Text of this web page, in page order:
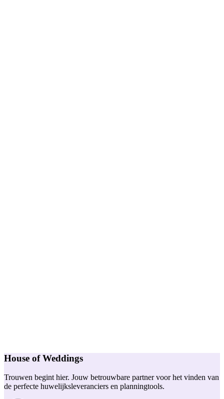
House of Weddings
Trouwen begint hier. Jouw betrouwbare partner voor het vinden van
de perfecte huwelijksleveranciers en planningtools.